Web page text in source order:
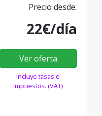
Precio desde:
22€/día
Ver oferta
Incluye tasas e
impuestos. (VAT)